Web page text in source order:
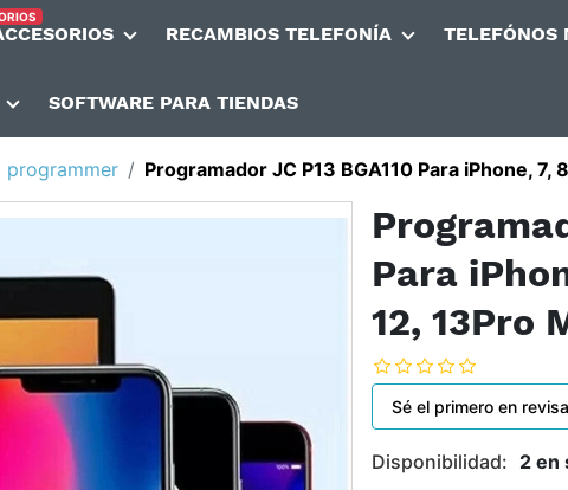
RECAMBIOS TELEFONÍA TELEFÓNOS
SOFTWARE PARA TIENDAS
programmer Programador JC P13 BGA110 Para iPhone, 7,
Para
12, 13Pro
Sé el primero en
Disponibilidad: 2 en